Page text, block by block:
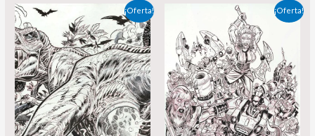
¡Oferta!
precio
original
era:
200,00 €.
precio
actual
es:
180,00 €.
¡Oferta!
precio
original
era:
195,00 €.
precio
actual
es:
180,00 €.